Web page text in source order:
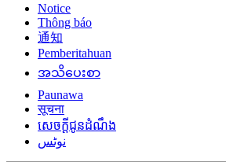
Notice
Thông báo
通知
Pemberitahuan
အသိပေးစာ
Paunawa
सूचना
សេចក្តីជូនដំណឹង
نوٹس